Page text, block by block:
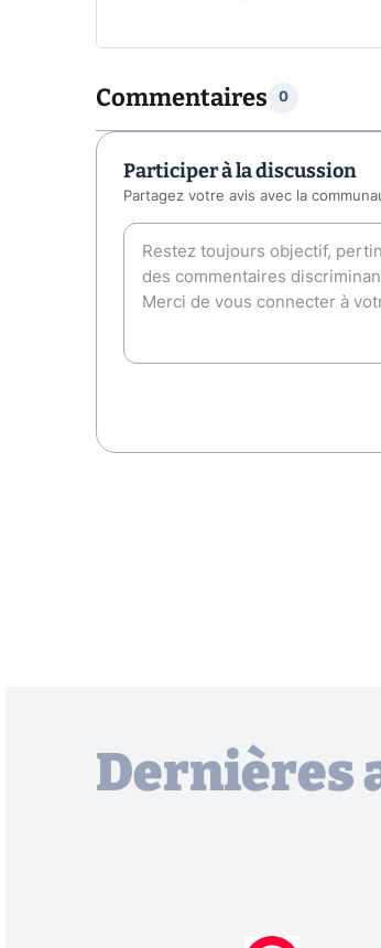
Commentaires 0
Participer à la discussion
Partagez votre avis avec la
Dernières